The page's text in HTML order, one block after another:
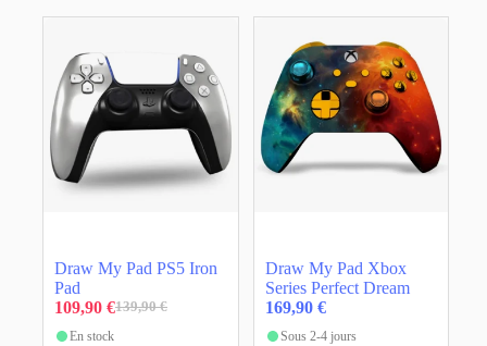
Draw My Pad PS5 Iron
Pad
139,90€
Le
prix
109,90 €Le
prix
En stock
Draw My Pad Xbox
Series Perfect Dream
169,90 €
Sous 2-4 jours